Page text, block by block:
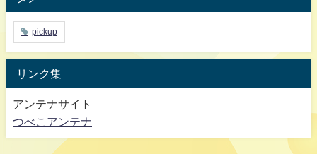
pickup
リンク集
アンテナサイト
つべこアンテナ